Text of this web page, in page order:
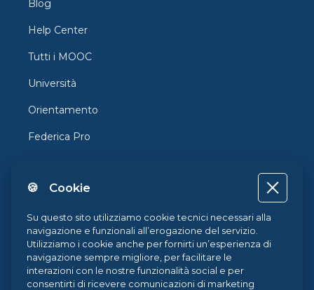
Blog
Help Center
Tutti i MOOC
Università
Orientamento
Federica Pro
Federica Coursera
Accessibilità
Privacy
Termini e Condizioni
🍪 Cookie
Su questo sito utilizziamo cookie tecnici necessari alla
navigazione e funzionali all’erogazione del servizio.
Utilizziamo i cookie anche per fornirti un’esperienza di
navigazione sempre migliore, per facilitare le
interazioni con le nostre funzionalità social e per
consentirti di ricevere comunicazioni di marketing